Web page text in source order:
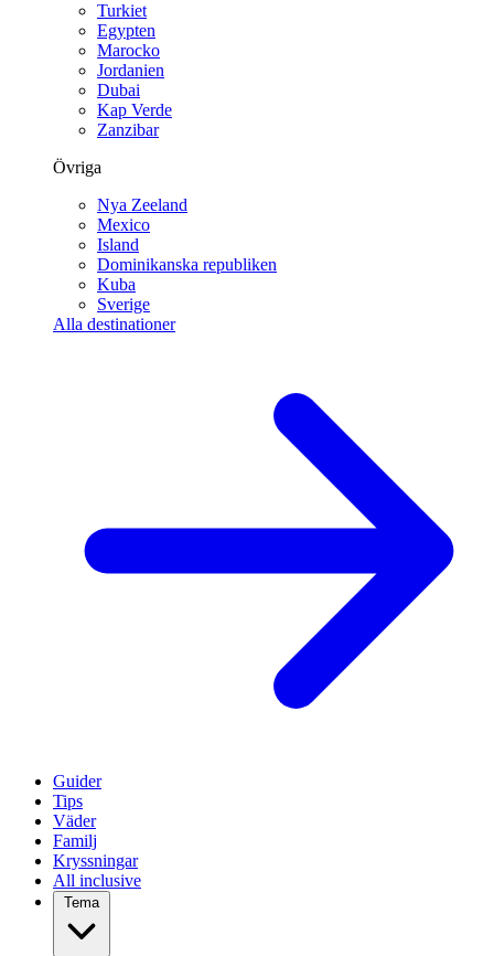
Turkiet
Egypten
Marocko
Jordanien
Dubai
Kap Verde
Zanzibar
Övriga
Nya Zeeland
Mexico
Island
Dominikanska republiken
Kuba
Sverige
Alla destinationer
Guider
Tips
Väder
Familj
Kryssningar
All inclusive
Tema